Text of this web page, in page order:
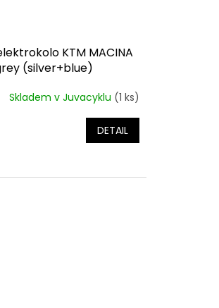
KTM MACINA
(silver+blue)
Skladem v Juvacyklu (1 ks)
DETAIL